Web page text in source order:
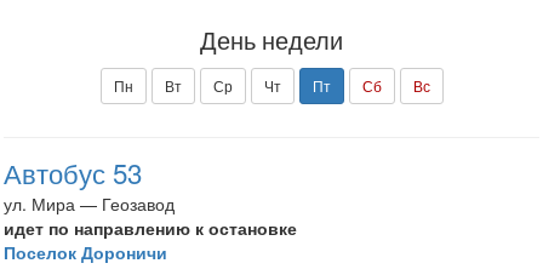
День недели
Пн Вт Ср Чт Пт Сб Вс
Автобус 53
ул. Мира — Геозавод
идет по направлению к остановке
Поселок Дороничи